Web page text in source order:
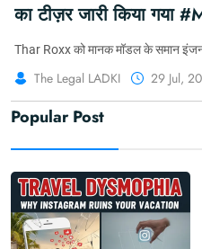
का टीज़र जारी किया गया
#Thar #15August
Thar Roxx को मानक मॉडल के समान
The Legal LADKI 29 Jul,
Popular Post